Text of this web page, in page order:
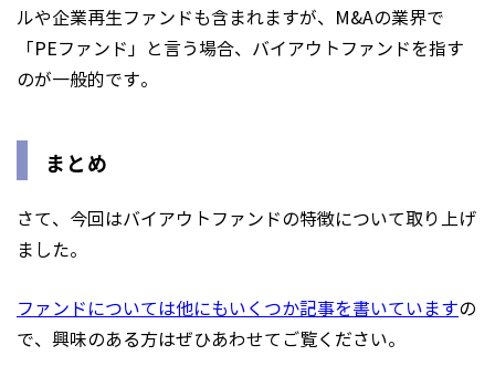
ルや企業再生ファンドも含まれますが、M&Aの業界で
「PEファンド」と言う場合、バイアウトファンドを指す
のが一般的です。
まとめ
さて、今回はバイアウトファンドの特徴について取り上げ
ました。
ファンドについては他にもいくつか記事を書いていますの
で、興味のある方はぜひあわせてご覧ください。